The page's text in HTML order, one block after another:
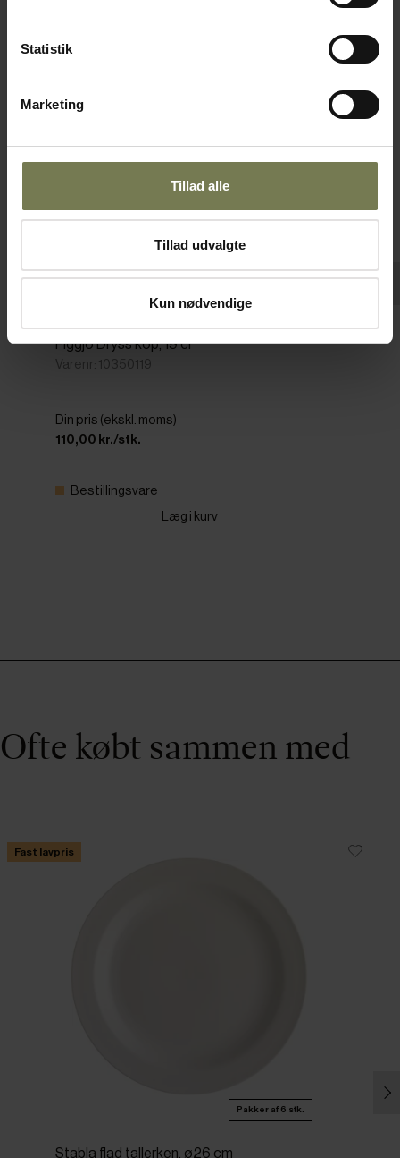
Statistik
Marketing
Tillad alle
Tillad udvalgte
Kun nødvendige
Omtanke
Pakker af 6 stk.
Figgjo Dryss kop, 19 cl
Varenr: 10350119
Din pris (ekskl. moms)
110,00 kr./stk.
Bestillingsvare
Læg i kurv
Ofte købt sammen med
Fast lavpris
Pakker af 6 stk.
Stabla flad tallerken, ø26 cm